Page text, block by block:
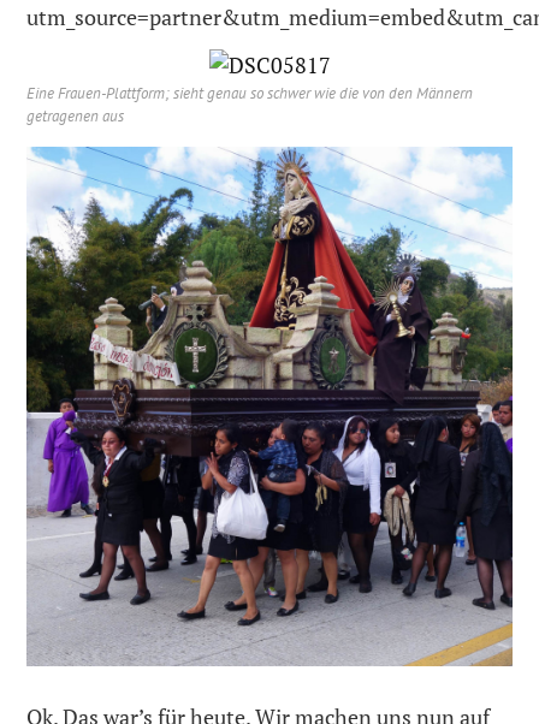
Eine Frauen-Plattform; sieht genau so schwer wie die von den Männern
getragenen aus
Ok. Das war’s für heute. Wir machen uns nun auf